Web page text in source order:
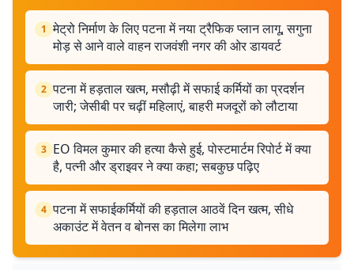
1 मेट्रो निर्माण के लिए पटना में नया ट्रैफिक प्लान लागू, सगुना
मोड़ से आने वाले वाहन राजवंशी नगर की ओर डायवर्ट
2 पटना में हड़ताल खत्म, मसौढ़ी में सफाई कर्मियों का प्रदर्शन
जारी; जेसीबी पर चढ़ीं महिलाएं, बाहरी मजदूरों को लौटाया
3 EO विमल कुमार की हत्या कैसे हुई, पोस्टमार्टम रिपोर्ट में क्या
है, पत्नी और ड्राइवर ने क्या कहा; सबकुछ पढ़िए
4 पटना में सफाईकर्मियों की हड़ताल आठवें दिन खत्म, सीधे
अकाउंट में वेतन व बोनस का मिलेगा लाभ